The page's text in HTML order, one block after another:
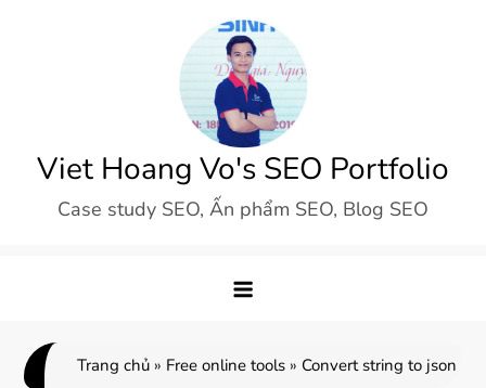
Viet Hoang Vo's SEO Portfolio
Case study SEO, Ấn phẩm SEO, Blog SEO
Trang chủ » Free online tools » Convert string to json